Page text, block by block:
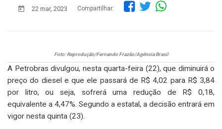
22 mar, 2023 Compartilhar:
Foto: Reprodução/Fernando Frazão/Agência Brasil
A Petrobras divulgou, nesta quarta-feira (22), que diminuirá o
preço do diesel e que ele passará de R$ 4,02 para R$ 3,84
por litro, ou seja, sofrerá uma redução de R$ 0,18,
equivalente a 4,47%. Segundo a estatal, a decisão entrará em
vigor nesta quinta (23).